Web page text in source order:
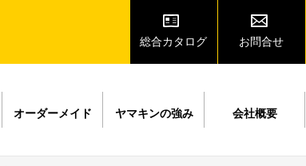
総合カタログ お問合せ
オーダーメイド ヤマキンの強み 会社概要